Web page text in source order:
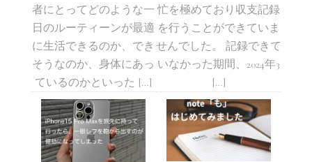
者にとってどのような一
日のルーティーンが最適
に生活できるのか、でき
そうなのか、身体にあっ
ているのかといった […]
忙を極めており収支記録
を行うことができていま
せんでした。 記録できて
いなかった期間、2024年3
[…]